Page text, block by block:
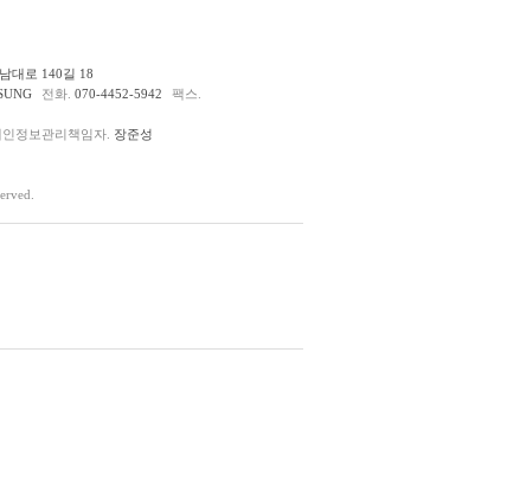
대로 140길 18
전화. 070-4452-5942
팩스.
인정보관리책임자. 장준성